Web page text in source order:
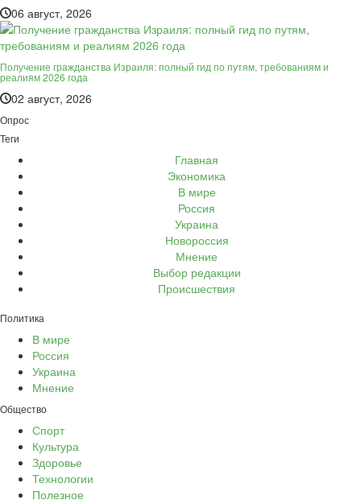
06 август, 2026
Получение гражданства Израиля: полный гид по путям, требованиям и
реалиям 2026 года
02 август, 2026
Опрос
Теги
Главная
Экономика
В мире
Россия
Украина
Новороссия
Мнение
Выбор редакции
Происшествия
Политика
В мире
Россия
Украина
Мнение
Общество
Спорт
Культура
Здоровье
Технологии
Полезное